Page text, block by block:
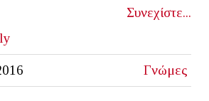
Συνεχίστε...
Γνώμες